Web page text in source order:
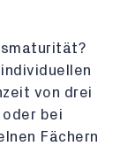
von drei
oder bei
Fächern